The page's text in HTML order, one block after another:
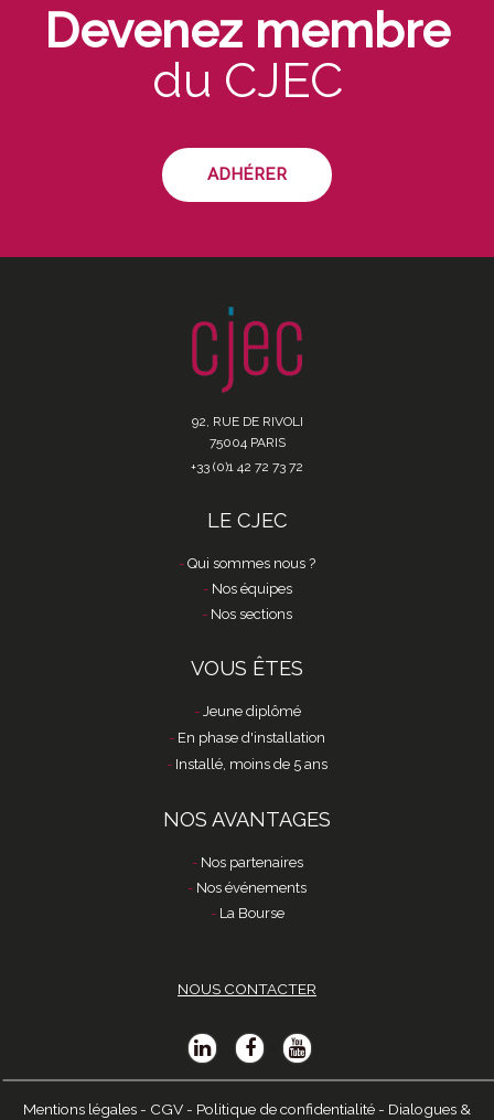
Devenez membre
du CJEC
ADHÉRER
92, RUE DE RIVOLI
75004 PARIS
+33 (0)1 42 72 73 72
LE CJEC
Qui sommes nous ?
Nos équipes
Nos sections
VOUS ÊTES
Jeune diplômé
En phase d'installation
Installé, moins de 5 ans
NOS AVANTAGES
Nos partenaires
Nos événements
La Bourse
NOUS CONTACTER
Mentions légales - CGV - Politique de confidentialité - Dialogues &